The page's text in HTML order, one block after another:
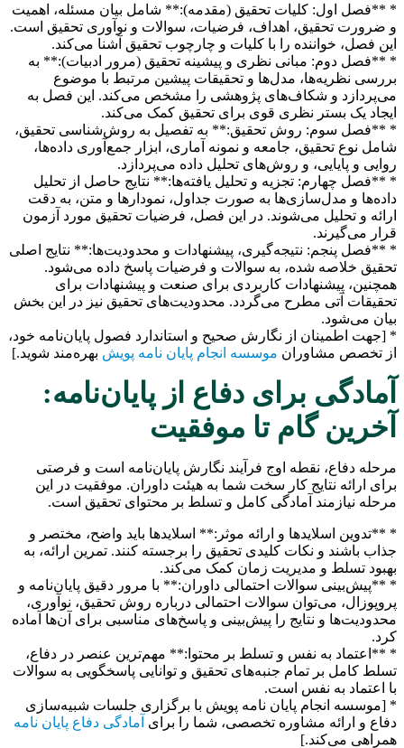
* **فصل اول: کلیات تحقیق (مقدمه):** شامل بیان مسئله، اهمیت
و ضرورت تحقیق، اهداف، فرضیات، سوالات و نوآوری تحقیق است.
این فصل، خواننده را با کلیات و چارچوب تحقیق آشنا می‌کند.
* **فصل دوم: مبانی نظری و پیشینه تحقیق (مرور ادبیات):** به
بررسی نظریه‌ها، مدل‌ها و تحقیقات پیشین مرتبط با موضوع
می‌پردازد و شکاف‌های پژوهشی را مشخص می‌کند. این فصل به
ایجاد یک بستر نظری قوی برای تحقیق کمک می‌کند.
* **فصل سوم: روش تحقیق:** به تفصیل به روش‌شناسی تحقیق،
شامل نوع تحقیق، جامعه و نمونه آماری، ابزار جمع‌آوری داده‌ها،
روایی و پایایی، و روش‌های تحلیل داده می‌پردازد.
* **فصل چهارم: تجزیه و تحلیل یافته‌ها:** نتایج حاصل از تحلیل
داده‌ها و مدل‌سازی‌ها به صورت جداول، نمودارها و متن، به دقت
ارائه و تحلیل می‌شوند. در این فصل، فرضیات تحقیق مورد آزمون
قرار می‌گیرند.
* **فصل پنجم: نتیجه‌گیری، پیشنهادات و محدودیت‌ها:** نتایج اصلی
تحقیق خلاصه شده، به سوالات و فرضیات پاسخ داده می‌شود.
همچنین، پیشنهادات کاربردی برای صنعت و پیشنهادات برای
تحقیقات آتی مطرح می‌گردد. محدودیت‌های تحقیق نیز در این بخش
بیان می‌شود.
* [جهت اطمینان از نگارش صحیح و استاندارد فصول پایان‌نامه خود،
از تخصص مشاوران موسسه انجام پایان نامه پویش بهره‌مند شوید.]
آمادگی برای دفاع از پایان‌نامه:
آخرین گام تا موفقیت
مرحله دفاع، نقطه اوج فرآیند نگارش پایان‌نامه است و فرصتی
برای ارائه نتایج کار سخت شما به هیئت داوران. موفقیت در این
مرحله نیازمند آمادگی کامل و تسلط بر محتوای تحقیق است.
* **تدوین اسلایدها و ارائه موثر:** اسلایدها باید واضح، مختصر و
جذاب باشند و نکات کلیدی تحقیق را برجسته کنند. تمرین ارائه، به
بهبود تسلط و مدیریت زمان کمک می‌کند.
* **پیش‌بینی سوالات احتمالی داوران:** با مرور دقیق پایان‌نامه و
پروپوزال، می‌توان سوالات احتمالی درباره روش تحقیق، نوآوری،
محدودیت‌ها و نتایج را پیش‌بینی و پاسخ‌های مناسبی برای آن‌ها آماده
کرد.
* **اعتماد به نفس و تسلط بر محتوا:** مهم‌ترین عنصر در دفاع،
تسلط کامل بر تمام جنبه‌های تحقیق و توانایی پاسخگویی به سوالات
با اعتماد به نفس است.
* [موسسه انجام پایان نامه پویش با برگزاری جلسات شبیه‌سازی
دفاع و ارائه مشاوره تخصصی، شما را برای آمادگی دفاع پایان نامه
همراهی می‌کند.]